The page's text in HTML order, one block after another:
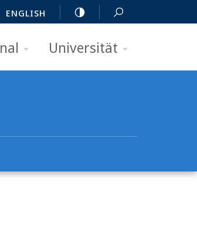
ENGLISH
Universität